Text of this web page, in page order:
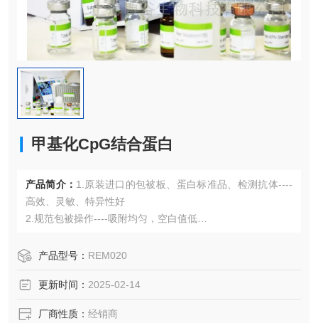
甲基化CpG结合蛋白
产品简介： 1.原装进口的包被板、蛋白标准品、检测抗体----
高效、灵敏、特异性好
2.规范包被操作----吸附均匀，空白值低
4.适用于血浆、血清、组织匀浆液、细胞培养上清液、尿液、
5.可检测动物类型丰富：人、猴、大鼠、小鼠、兔、猪、犬、
产品型号： REM020
更新时间： 2025-02-14
厂商性质： 经销商